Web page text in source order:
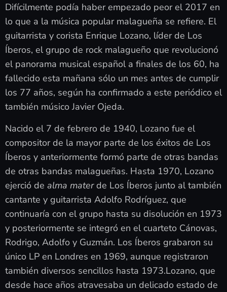
Difícilmente podía haber empezado peor el 2017 en
lo que a la música popular malagueña se refiere. El
guitarrista y corista Enrique Lozano, líder de Los
Íberos, el grupo de rock malagueño que revolucionó
el panorama musical español a finales de los 60, ha
fallecido esta mañana sólo un mes antes de cumplir
los 77 años, según ha confirmado a este periódico el
también músico Javier Ojeda.
Nacido el 7 de febrero de 1940, Lozano fue el
compositor de la mayor parte de los éxitos de Los
Íberos y anteriormente formó parte de otras bandas
de otras bandas malagueñas. Hasta 1970, Lozano
ejerció de alma materde Los Íberos junto al también
cantante y guitarrista Adolfo Rodríguez, que
continuaría con el grupo hasta su disolución en 1973
y posteriormente se integró en el cuarteto Cánovas,
Rodrigo, Adolfo y Guzmán. Los Íberos grabaron su
único LP en Londres en 1969, aunque registraron
también diversos sencillos hasta 1973.Lozano, que
desde hace años atravesaba un delicado estado de